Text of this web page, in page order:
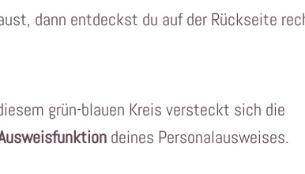
dann entdeckst du auf der Rückseite
grün-blauen Kreis versteckt sich die
deines Personalausweises.